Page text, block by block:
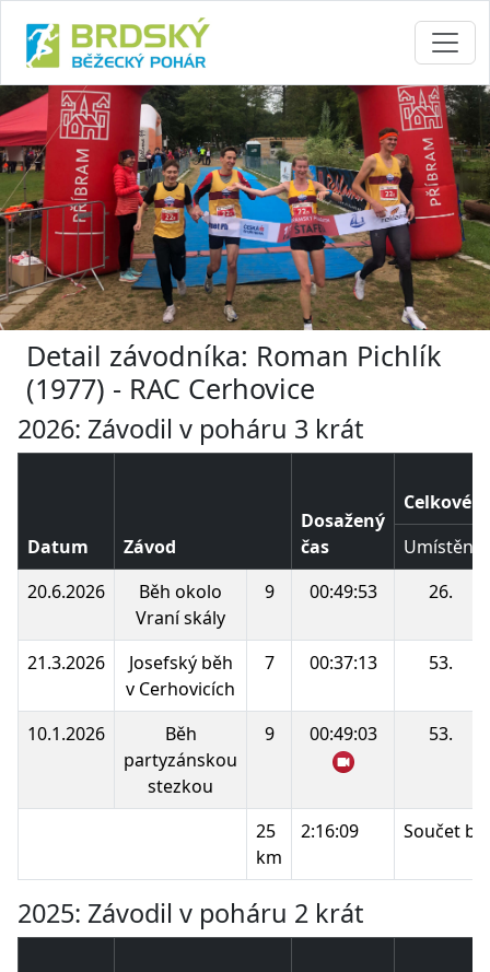
Detail závodníka: Roman Pichlík
(1977) - RAC Cerhovice
2026: Závodil v poháru 3 krát
Datum Závod
Dosažený
čas
Celkové
Umístění
20.6.2026
Běh okolo
Vraní skály
9 00:49:53 26.
21.3.2026
Josefský běh
v Cerhovicích
7 00:37:13 53.
10.1.2026
Běh
partyzánskou
stezkou
9 00:49:03 53.
25
km
2:16:09 Součet
2025: Závodil v poháru 2 krát